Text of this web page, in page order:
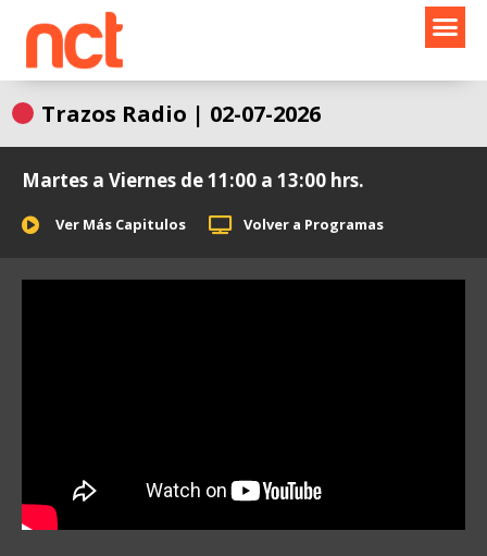
contenido
Trazos Radio | 02-07-2026
Martes a Viernes de 11:00 a 13:00 hrs.
Ver Más Capitulos Volver a Programas